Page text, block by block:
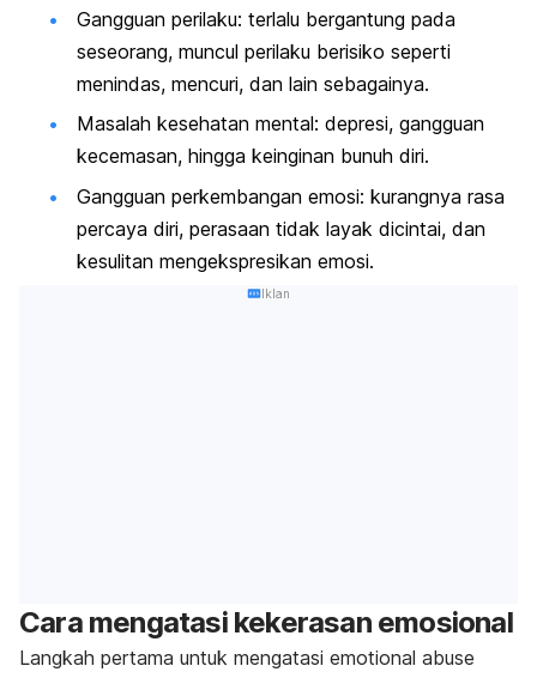
Gangguan perilaku: terlalu bergantung pada
seseorang, muncul perilaku berisiko seperti
menindas, mencuri, dan lain sebagainya.
Masalah kesehatan mental: depresi, gangguan
kecemasan, hingga keinginan bunuh diri.
Gangguan perkembangan emosi: kurangnya rasa
percaya diri, perasaan tidak layak dicintai, dan
kesulitan mengekspresikan emosi.
Iklan
Cara mengatasi kekerasan emosional
Langkah pertama untuk mengatasi emotional abuse